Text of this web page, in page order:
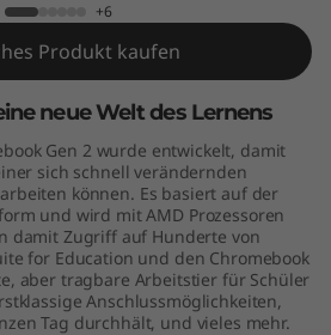
+6
Produkt kaufen
neue Welt des Lernens
Gen 2 wurde entwickelt, damit
sich schnell verändernden
können. Es basiert auf der
und wird mit AMD Prozessoren
damit Zugriff auf Hunderte von
for Education und den Chromebook
aber tragbare Arbeitstier für Schüler
Anschlussmöglichkeiten,
Tag durchhält, und vieles mehr.